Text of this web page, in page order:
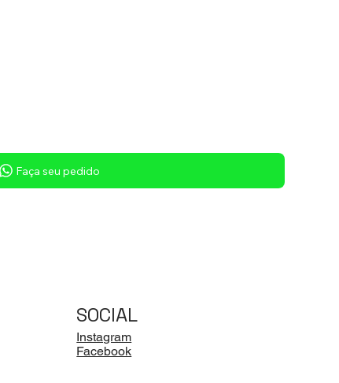
Faça seu pedido
SOCIAL
Instagram
Facebook